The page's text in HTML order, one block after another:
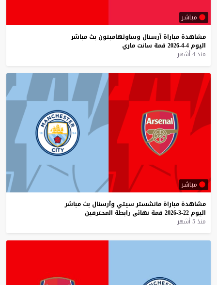
مباشر
مشاهدة مباراة آرسنال وساوثهامبتون بث مباشر
اليوم 4-4-2026 قمة سانت ماري
منذ 4 أشهر
مباشر
مشاهدة مباراة مانشستر سيتي وآرسنال بث مباشر
اليوم 22-3-2026 قمة نهائي رابطة المحترفين
منذ 5 أشهر